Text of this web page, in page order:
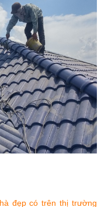
đẹp có trên thị trường